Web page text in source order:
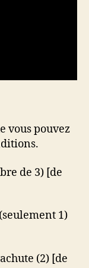
vous pouvez
de 3) [de
1)
(2) [de